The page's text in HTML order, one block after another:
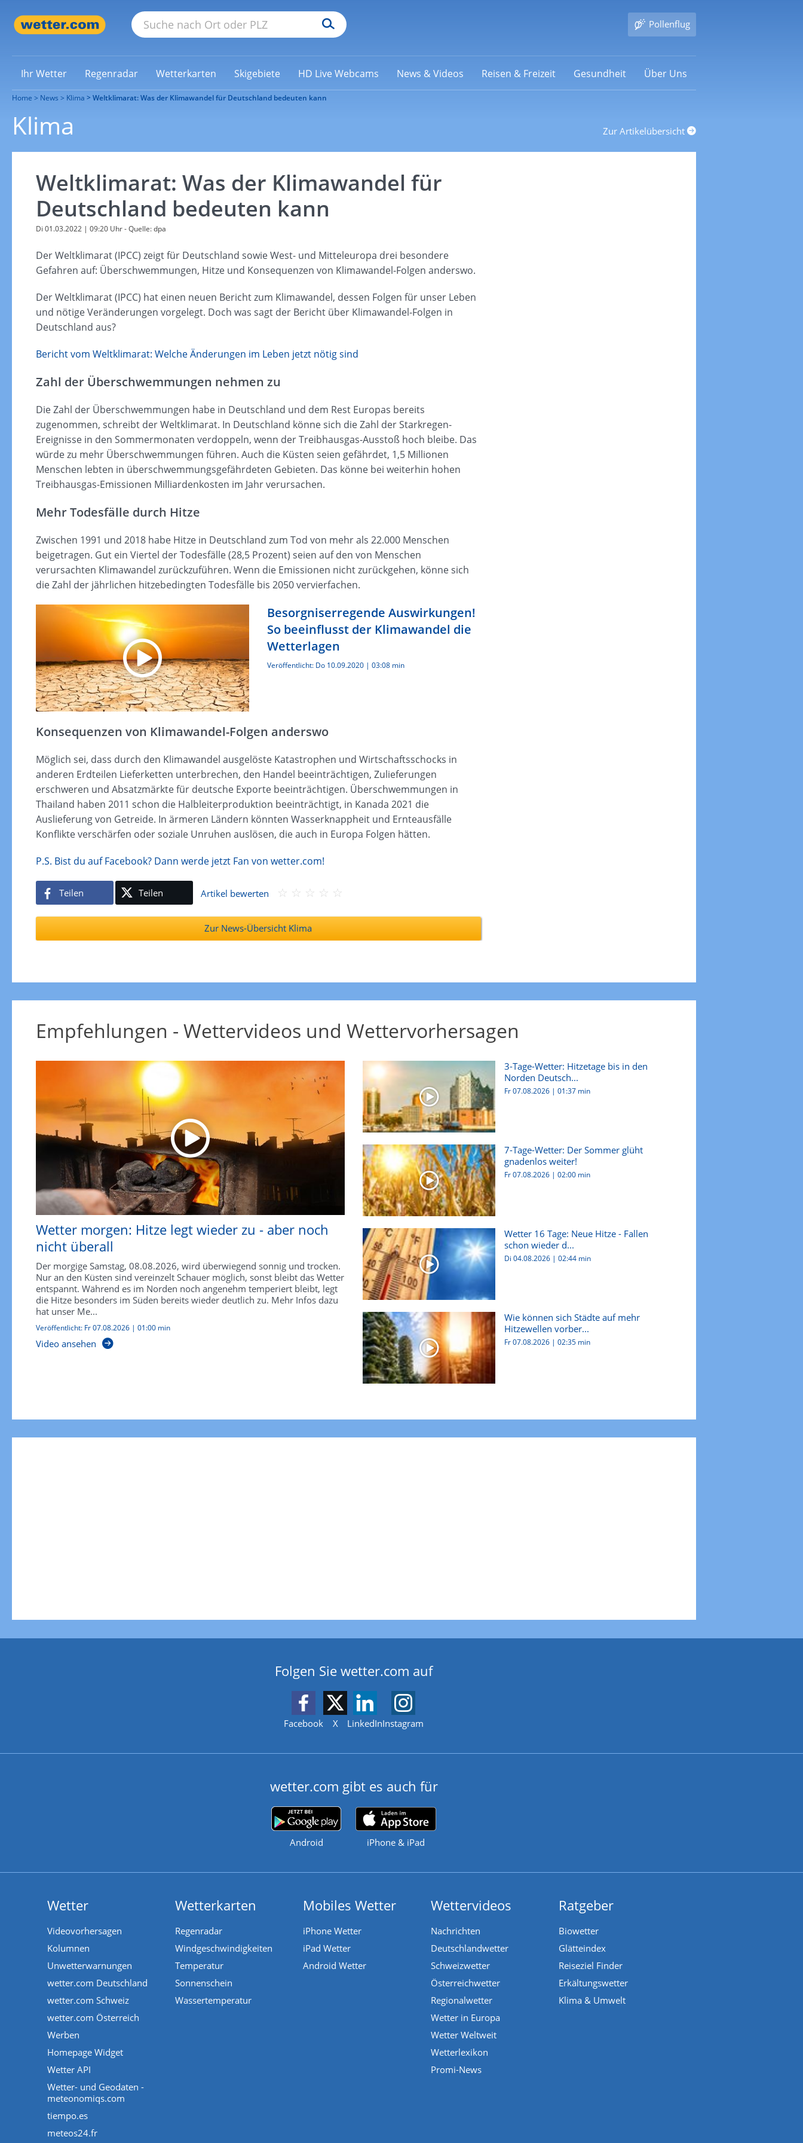
Pollenflug
Ihr Wetter Regenradar Wetterkarten Skigebiete HD Live Webcams News & Videos Reisen & Freizeit Gesundheit Über Uns
Home News Klima Weltklimarat: Was der Klimawandel für Deutschland bedeuten kann
Klima Zur Artikelübersicht
Weltklimarat: Was der Klimawandel für
Deutschland bedeuten kann
Di 01.03.2022 | 09:20 Uhr- Quelle: dpa
Der Weltklimarat (IPCC) zeigt für Deutschland sowie West- und Mitteleuropa drei besondere
Gefahren auf: Überschwemmungen, Hitze und Konsequenzen von Klimawandel-Folgen anderswo.
Der Weltklimarat (IPCC) hat einen neuen Bericht zum Klimawandel, dessen Folgen für unser Leben
und nötige Veränderungen vorgelegt. Doch was sagt der Bericht über Klimawandel-Folgen in
Deutschland aus?
Bericht vom Weltklimarat: Welche Änderungen im Leben jetzt nötig sind
Zahl der Überschwemmungen nehmen zu
Die Zahl der Überschwemmungen habe in Deutschland und dem Rest Europas bereits
zugenommen, schreibt der Weltklimarat. In Deutschland könne sich die Zahl der Starkregen-
Ereignisse in den Sommermonaten verdoppeln, wenn der Treibhausgas-Ausstoß hoch bleibe. Das
würde zu mehr Überschwemmungen führen. Auch die Küsten seien gefährdet, 1,5 Millionen
Menschen lebten in überschwemmungsgefährdeten Gebieten. Das könne bei weiterhin hohen
Treibhausgas-Emissionen Milliardenkosten im Jahr verursachen.
Mehr Todesfälle durch Hitze
Zwischen 1991 und 2018 habe Hitze in Deutschland zum Tod von mehr als 22.000 Menschen
beigetragen. Gut ein Viertel der Todesfälle (28,5 Prozent) seien auf den von Menschen
verursachten Klimawandel zurückzuführen. Wenn die Emissionen nicht zurückgehen, könne sich
die Zahl der jährlichen hitzebedingten Todesfälle bis 2050 vervierfachen.
Besorgniserregende Auswirkungen!
So beeinflusst der Klimawandel die
Wetterlagen
Veröffentlicht: Do 10.09.2020 | 03:08 min
Konsequenzen von Klimawandel-Folgen anderswo
Möglich sei, dass durch den Klimawandel ausgelöste Katastrophen und Wirtschaftsschocks in
anderen Erdteilen Lieferketten unterbrechen, den Handel beeinträchtigen, Zulieferungen
erschweren und Absatzmärkte für deutsche Exporte beeinträchtigen. Überschwemmungen in
Thailand haben 2011 schon die Halbleiterproduktion beeinträchtigt, in Kanada 2021 die
Auslieferung von Getreide. In ärmeren Ländern könnten Wasserknappheit und Ernteausfälle
Konflikte verschärfen oder soziale Unruhen auslösen, die auch in Europa Folgen hätten.
P.S. Bist du auf Facebook? Dann werde jetzt Fan von wetter.com!
Teilen Teilen Artikel bewerten
Zur News-Übersicht Klima
Empfehlungen - Wettervideos und Wettervorhersagen
Wetter morgen: Hitze legt wieder zu - aber noch
nicht überall
Der morgige Samstag, 08.08.2026, wird überwiegend sonnig und trocken.
Nur an den Küsten sind vereinzelt Schauer möglich, sonst bleibt das Wetter
entspannt. Während es im Norden noch angenehm temperiert bleibt, legt
die Hitze besonders im Süden bereits wieder deutlich zu. Mehr Infos dazu
hat unser Me...
Veröffentlicht: Fr 07.08.2026 | 01:00 min
Video ansehen
3-Tage-Wetter: Hitzetage bis in den
Norden Deutsch...
Fr 07.08.2026 | 01:37 min
7-Tage-Wetter: Der Sommer glüht
gnadenlos weiter!
Fr 07.08.2026 | 02:00 min
Wetter 16 Tage: Neue Hitze - Fallen
schon wieder d...
Di 04.08.2026 | 02:44 min
Wie können sich Städte auf mehr
Hitzewellen vorber...
Fr 07.08.2026 | 02:35 min
Folgen Sie wetter.com auf
Facebook X LinkedInInstagram
wetter.com gibt es auch für
Android iPhone & iPad
Wetter
Videovorhersagen
Kolumnen
Unwetterwarnungen
wetter.com Deutschland
wetter.com Schweiz
wetter.com Österreich
Werben
Homepage Widget
Wetter API
Wetter- und Geodaten -
meteonomiqs.com
tiempo.es
meteos24.fr
Wetterkarten
Regenradar
Windgeschwindigkeiten
Temperatur
Sonnenschein
Wassertemperatur
Mobiles Wetter
iPhone Wetter
iPad Wetter
Android Wetter
Wettervideos
Nachrichten
Deutschlandwetter
Schweizwetter
Österreichwetter
Regionalwetter
Wetter in Europa
Wetter Weltweit
Wetterlexikon
Promi-News
Ratgeber
Biowetter
Glätteindex
Reiseziel Finder
Erkältungswetter
Klima & Umwelt